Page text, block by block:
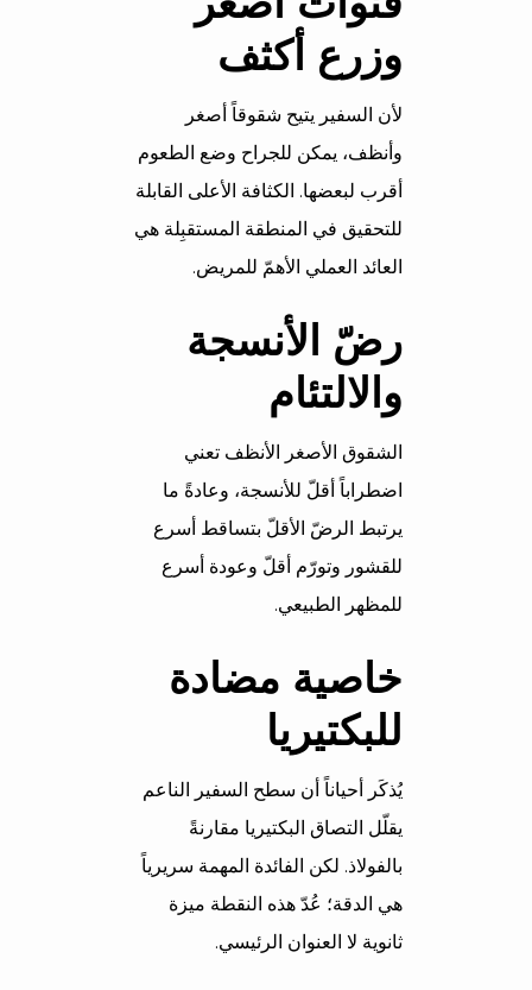
وزرع أكثف
لأن السفير يتيح شقوقاً أصغر
وأنظف، يمكن للجراح وضع الطعوم
أقرب لبعضها. الكثافة الأعلى القابلة
للتحقيق في المنطقة المستقبِلة هي
العائد العملي الأهمّ للمريض.
رضّ الأنسجة
والالتئام
الشقوق الأصغر الأنظف تعني
اضطراباً أقلّ للأنسجة، وعادةً ما
يرتبط الرضّ الأقلّ بتساقط أسرع
للقشور وتورّم أقلّ وعودة أسرع
للمظهر الطبيعي.
خاصية مضادة
للبكتيريا
يُذكَر أحياناً أن سطح السفير الناعم
يقلّل التصاق البكتيريا مقارنةً
بالفولاذ. لكن الفائدة المهمة سريرياً
هي الدقة؛ عُدّ هذه النقطة ميزة
ثانوية لا العنوان الرئيسي.